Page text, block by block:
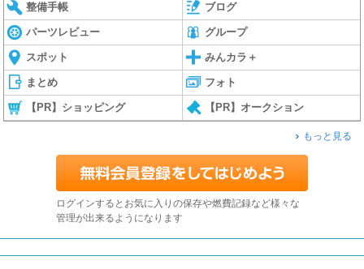
整備手帳 ブログ
パーツレビュー グループ
スポット みんカラ＋
まとめ フォト
【PR】ショッピング 【PR】オークション
もっと見る
ログインするとお気に入りの保存や燃費記録など様々な
管理が出来るようになります